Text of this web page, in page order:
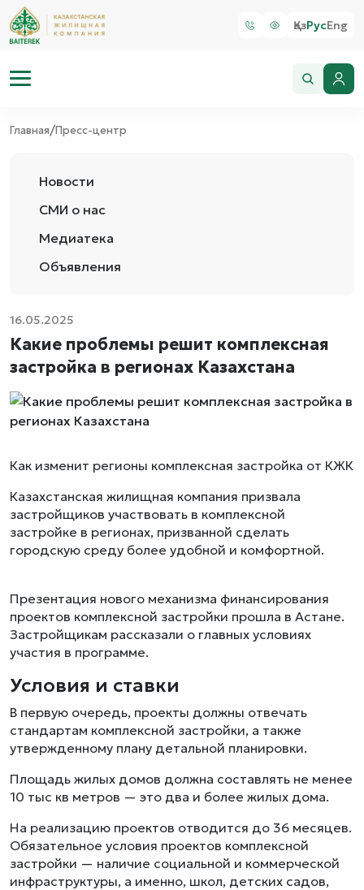
ҚазРусEng
Главная/Пресс-центр
Новости
СМИ о нас
Медиатека
Объявления
16.05.2025
Какие проблемы решит комплексная
застройка в регионах Казахстана
Как изменит регионы комплексная застройка от КЖК
Казахстанская жилищная компания призвала
застройщиков участвовать в комплексной
застройке в регионах, призванной сделать
городскую среду более удобной и комфортной.
Презентация нового механизма финансирования
проектов комплексной застройки прошла в Астане.
Застройщикам рассказали о главных условиях
участия в программе.
Условия и ставки
В первую очередь, проекты должны отвечать
стандартам комплексной застройки, а также
утвержденному плану детальной планировки.
Площадь жилых домов должна составлять не менее
10 тыс кв метров — это два и более жилых дома.
На реализацию проектов отводится до 36 месяцев.
Обязательное условия проектов комплексной
застройки — наличие социальной и коммерческой
инфраструктуры, а именно, школ, детских садов,